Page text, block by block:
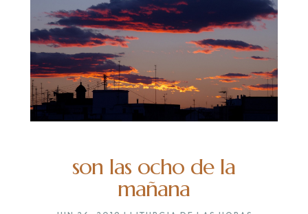
son las ocho de la
mañana